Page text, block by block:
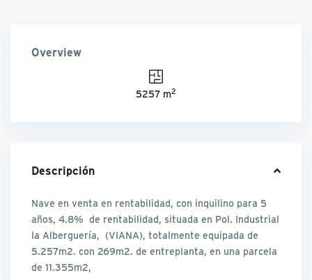
Overview
5257 m2
Descripción
Nave en venta en rentabilidad, con inquilino para 5
años, 4.8% de rentabilidad, situada en Pol. Industrial
la Alberguería, (VIANA), totalmente equipada de
5.257m2. con 269m2. de entreplanta, en una parcela
de 11.355m2,